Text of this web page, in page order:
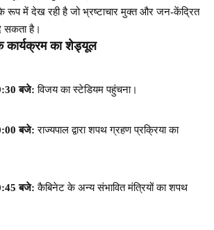
रूप में देख रही है जो भ्रष्टाचार मुक्त और जन-केंद्रित
सकता है।
का शेड्यूल
बजे: विजय का स्टेडियम पहुंचना।
बजे: राज्यपाल द्वारा शपथ ग्रहण प्रक्रिया का
बजे: कैबिनेट के अन्य संभावित मंत्रियों का शपथ